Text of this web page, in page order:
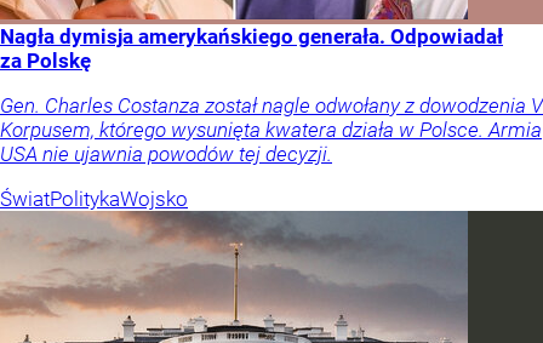
Nagła dymisja amerykańskiego generała. Odpowiadał
za Polskę
Gen. Charles Costanza został nagle odwołany z dowodzenia V
Korpusem, którego wysunięta kwatera działa w Polsce. Armia
USA nie ujawnia powodów tej decyzji.
ŚwiatPolitykaWojsko